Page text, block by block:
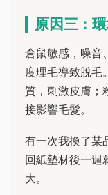
原因三：
倉鼠敏感，噪音
度理毛導致脫毛
質，刺激皮膚；
接影響毛髮。
有一次我換了某
回紙墊材後一週
大。